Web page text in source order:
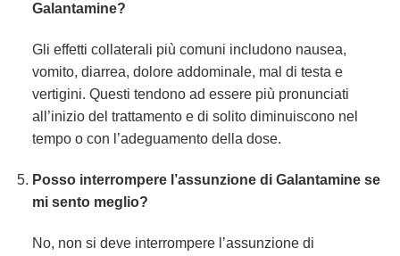
Galantamine?
Gli effetti collaterali più comuni includono nausea,
vomito, diarrea, dolore addominale, mal di testa e
vertigini. Questi tendono ad essere più pronunciati
all’inizio del trattamento e di solito diminuiscono nel
tempo o con l’adeguamento della dose.
Posso interrompere l’assunzione di Galantaminese
mi sento meglio?
No, non si deve interrompere l’assunzione di